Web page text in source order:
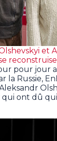
et
pour jour
la Russie,
qui ont dû